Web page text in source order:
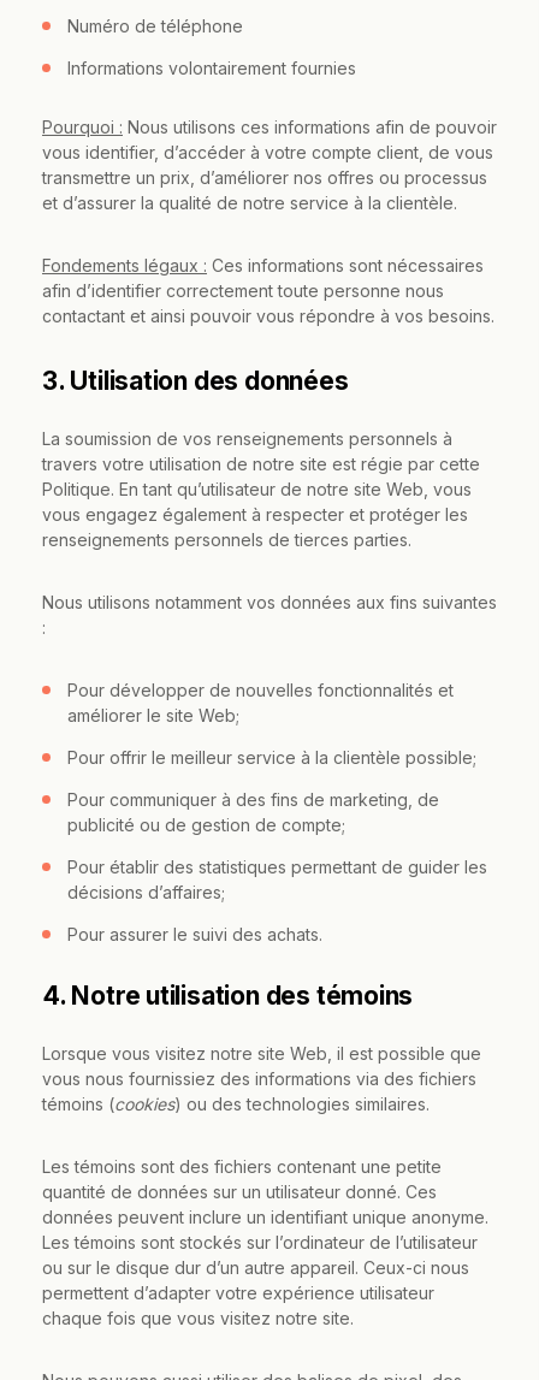
Numéro de téléphone
Informations volontairement fournies
Pourquoi : Nous utilisons ces informations afin de pouvoir
vous identifier, d’accéder à votre compte client, de vous
transmettre un prix, d’améliorer nos offres ou processus
et d’assurer la qualité de notre service à la clientèle.
Fondements légaux : Ces informations sont nécessaires
afin d’identifier correctement toute personne nous
contactant et ainsi pouvoir vous répondre à vos besoins.
3. Utilisation des données
La soumission de vos renseignements personnels à
travers votre utilisation de notre site est régie par cette
Politique. En tant qu’utilisateur de notre site Web, vous
vous engagez également à respecter et protéger les
renseignements personnels de tierces parties.
Nous utilisons notamment vos données aux fins suivantes
:
Pour développer de nouvelles fonctionnalités et
améliorer le site Web;
Pour offrir le meilleur service à la clientèle possible;
Pour communiquer à des fins de marketing, de
publicité ou de gestion de compte;
Pour établir des statistiques permettant de guider les
décisions d’affaires;
Pour assurer le suivi des achats.
4. Notre utilisation des témoins
Lorsque vous visitez notre site Web, il est possible que
vous nous fournissiez des informations via des fichiers
témoins (cookies) ou des technologies similaires.
Les témoins sont des fichiers contenant une petite
quantité de données sur un utilisateur donné. Ces
données peuvent inclure un identifiant unique anonyme.
Les témoins sont stockés sur l’ordinateur de l’utilisateur
ou sur le disque dur d’un autre appareil. Ceux-ci nous
permettent d’adapter votre expérience utilisateur
chaque fois que vous visitez notre site.